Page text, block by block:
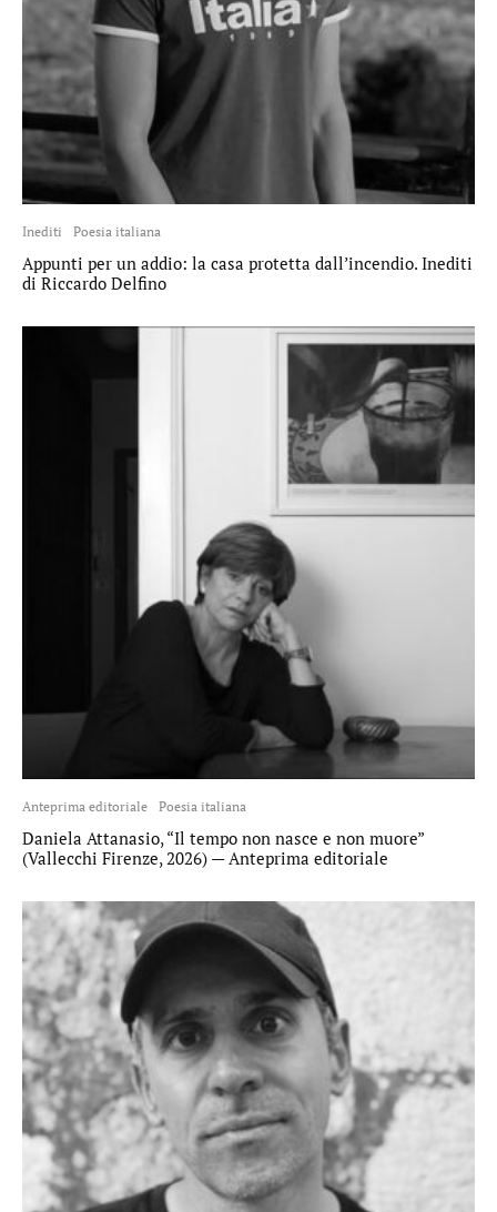
Inediti Poesia italiana
Appunti per un addio: la casa protetta dall’incendio. Inediti
di Riccardo Delfino
Anteprima editoriale Poesia italiana
Daniela Attanasio, “Il tempo non nasce e non muore”
(Vallecchi Firenze, 2026) — Anteprima editoriale